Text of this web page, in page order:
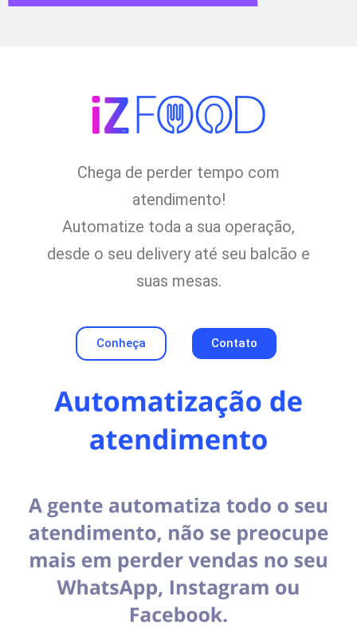
Chega de perder tempo com
atendimento!
Automatize toda a sua operação,
desde o seu delivery até seu balcão e
suas mesas.
Conheça Contato